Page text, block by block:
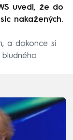
uvedl, že do
nakažených.
a dokonce si